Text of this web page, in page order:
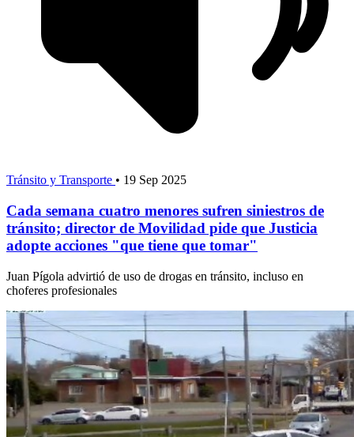
Tránsito y Transporte • 19 Sep 2025
Cada semana cuatro menores sufren siniestros de
tránsito; director de Movilidad pide que Justicia
adopte acciones "que tiene que tomar"
Juan Pígola advirtió de uso de drogas en tránsito, incluso en
choferes profesionales